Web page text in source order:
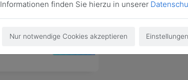
Informationen finden Sie hierzu in unserer
Nur notwendige Cookies akzeptieren Einstellungen